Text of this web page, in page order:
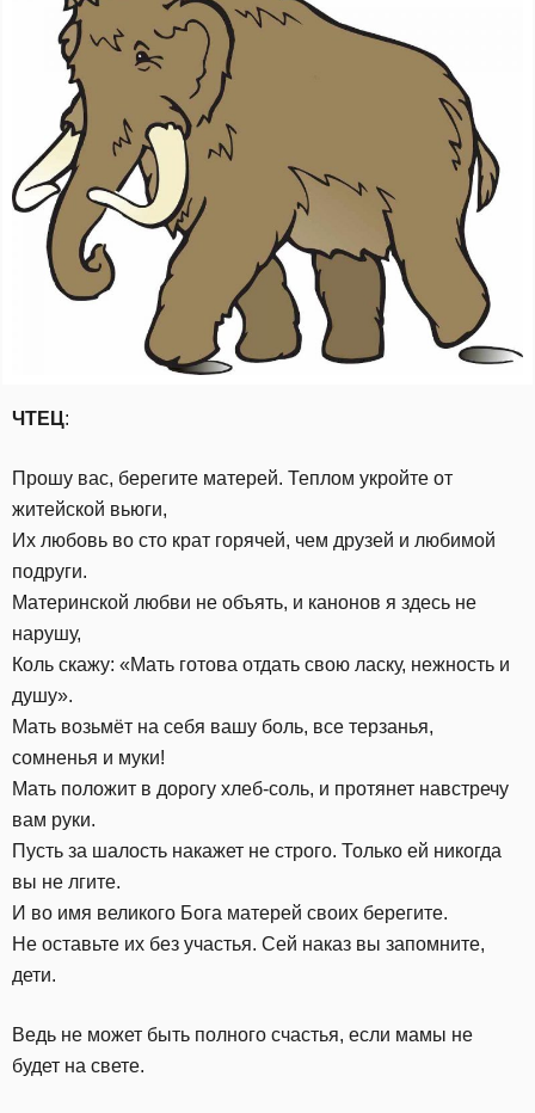
ЧТЕЦ:
Прошу вас, берегите матерей. Теплом укройте от
житейской вьюги,
Их любовь во сто крат горячей, чем друзей и любимой
подруги.
Материнской любви не объять, и канонов я здесь не
нарушу,
Коль скажу: «Мать готова отдать свою ласку, нежность и
душу».
Мать возьмёт на себя вашу боль, все терзанья,
сомненья и муки!
Мать положит в дорогу хлеб-соль, и протянет навстречу
вам руки.
Пусть за шалость накажет не строго. Только ей никогда
вы не лгите.
И во имя великого Бога матерей своих берегите.
Не оставьте их без участья. Сей наказ вы запомните,
дети.
Ведь не может быть полного счастья, если мамы не
будет на свете.